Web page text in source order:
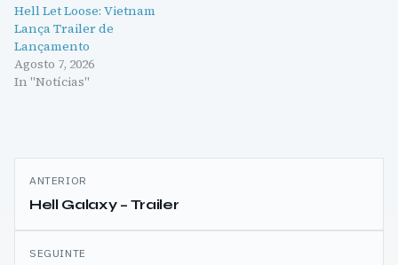
Hell Let Loose: Vietnam
Lança Trailer de
Lançamento
Agosto 7, 2026
In "Notícias"
Navegação
de
artigos
ANTERIOR
Hell Galaxy – Trailer
SEGUINTE